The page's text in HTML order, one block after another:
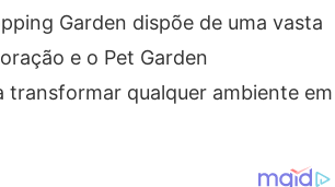
Garden dispõe de uma vasta
e o Pet Garden
qualquer ambiente em